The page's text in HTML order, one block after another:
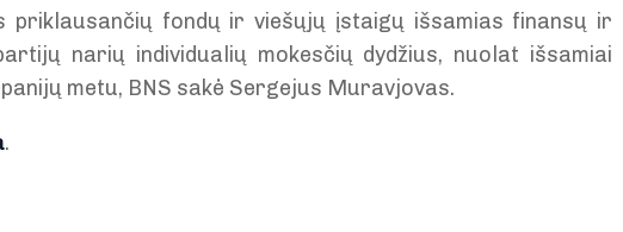
priklausančių fondų ir viešųjų įstaigų išsamias finansų ir
narių individualių mokesčių dydžius, nuolat išsamiai
metu, BNS sakė Sergejus Muravjovas.
.